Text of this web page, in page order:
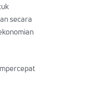
secara